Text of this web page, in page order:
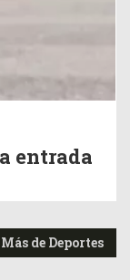
entrada
Más de Deportes